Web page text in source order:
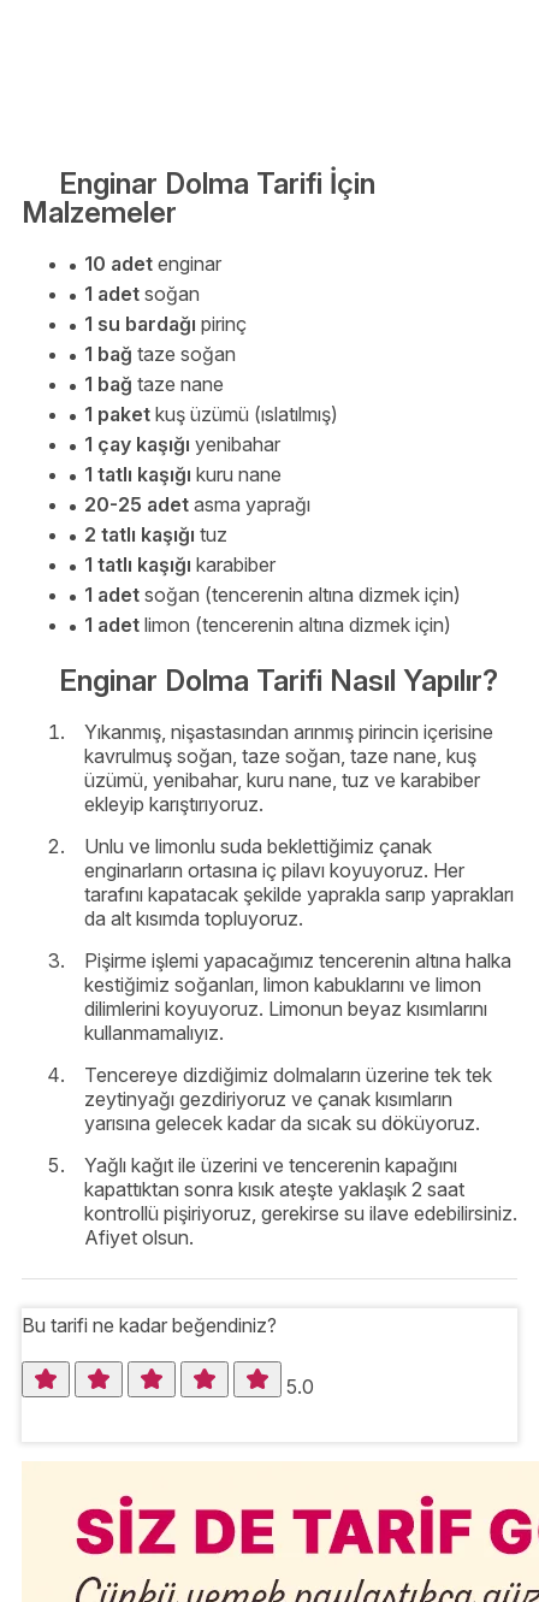
Enginar Dolma Tarifi İçin
Malzemeler
10 adet enginar
1 adet soğan
1 su bardağı pirinç
1 bağ taze soğan
1 bağ taze nane
1 paket kuş üzümü (ıslatılmış)
1 çay kaşığı yenibahar
1 tatlı kaşığı kuru nane
20-25 adet asma yaprağı
2 tatlı kaşığı tuz
1 tatlı kaşığı karabiber
1 adet soğan (tencerenin altına dizmek için)
1 adet limon (tencerenin altına dizmek için)
Enginar Dolma Tarifi Nasıl Yapılır?
Yıkanmış, nişastasından arınmış pirincin içerisine
kavrulmuş soğan, taze soğan, taze nane, kuş
üzümü, yenibahar, kuru nane, tuz ve karabiber
ekleyip karıştırıyoruz.
Unlu ve limonlu suda beklettiğimiz çanak
enginarların ortasına iç pilavı koyuyoruz. Her
tarafını kapatacak şekilde yaprakla sarıp yaprakları
da alt kısımda topluyoruz.
Pişirme işlemi yapacağımız tencerenin altına halka
kestiğimiz soğanları, limon kabuklarını ve limon
dilimlerini koyuyoruz. Limonun beyaz kısımlarını
kullanmamalıyız.
Tencereye dizdiğimiz dolmaların üzerine tek tek
zeytinyağı gezdiriyoruz ve çanak kısımların
yarısına gelecek kadar da sıcak su döküyoruz.
Yağlı kağıt ile üzerini ve tencerenin kapağını
kapattıktan sonra kısık ateşte yaklaşık 2 saat
kontrollü pişiriyoruz, gerekirse su ilave edebilirsiniz.
Afiyet olsun.
Bu tarifi ne kadar beğendiniz?
5.0